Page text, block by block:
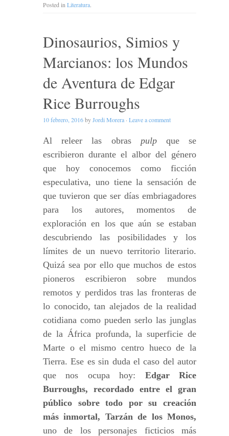
Posted in Literatura.
Dinosaurios, Simios y
Marcianos: los Mundos
de Aventura de Edgar
Rice Burroughs
10 febrero, 2016byJordi Morera · Leave a comment
Al releer las obras pulpque se
escribieron durante el albor del género
que hoy conocemos como ficción
especulativa, uno tiene la sensación de
que tuvieron que ser días embriagadores
para los autores, momentos de
exploración en los que aún se estaban
descubriendo las posibilidades y los
límites de un nuevo territorio literario.
Quizá sea por ello que muchos de estos
pioneros escribieron sobre mundos
remotos y perdidos tras las fronteras de
lo conocido, tan alejados de la realidad
cotidiana como pueden serlo las junglas
de la África profunda, la superficie de
Marte o el mismo centro hueco de la
Tierra. Ese es sin duda el caso del autor
que nos ocupa hoy: Edgar Rice
Burroughs, recordado entre el gran
público sobre todo por su creación
más inmortal, Tarzán de los Monos,
uno de los personajes ficticios más